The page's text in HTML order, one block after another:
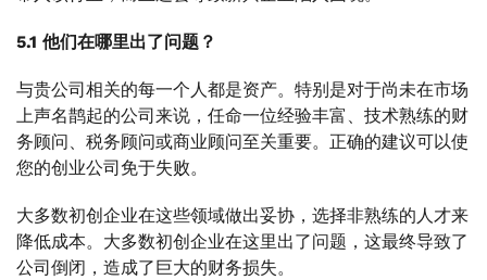
5.1 他们在哪里出了问题？
与贵公司相关的每一个人都是资产。特别是对于尚未在市场
上声名鹊起的公司来说，任命一位经验丰富、技术熟练的财
务顾问、税务顾问或商业顾问至关重要。正确的建议可以使
您的创业公司免于失败。
大多数初创企业在这些领域做出妥协，选择非熟练的人才来
降低成本。大多数初创企业在这里出了问题，这最终导致了
公司倒闭，造成了巨大的财务损失。